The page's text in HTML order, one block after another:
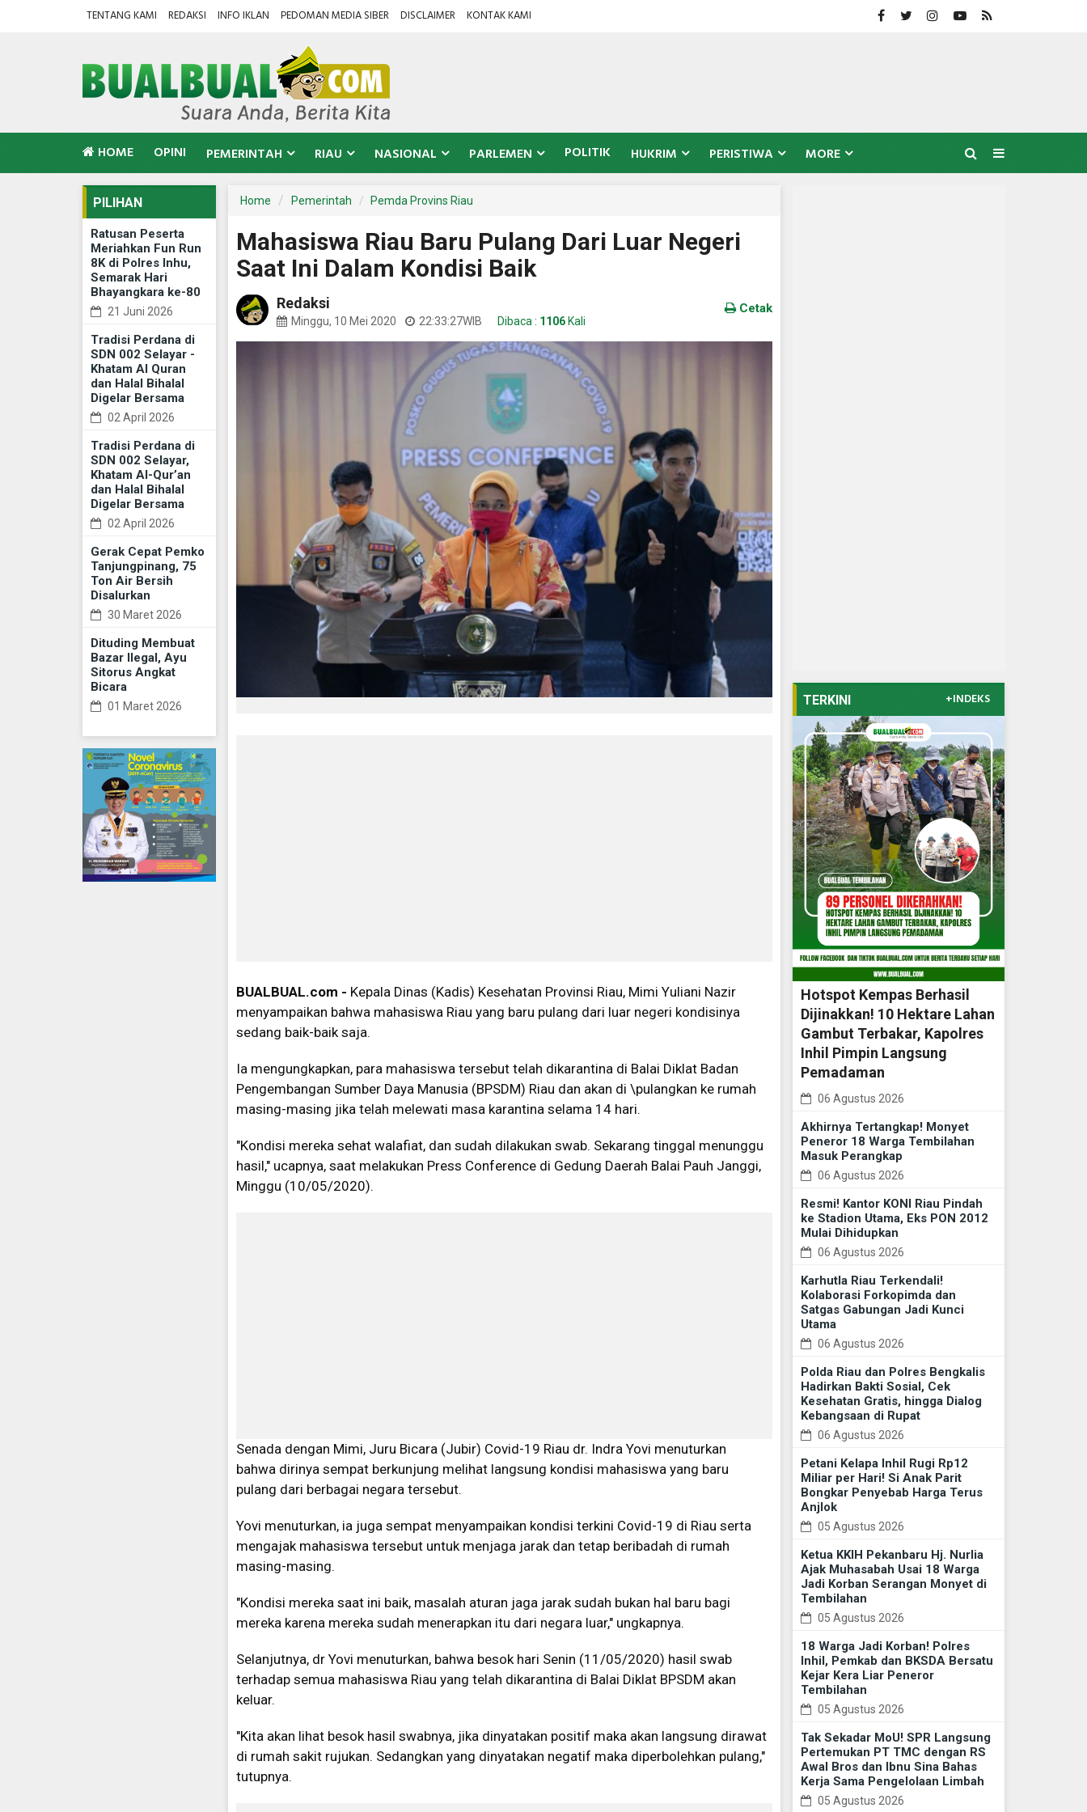
TENTANG KAMI REDAKSI INFO IKLAN PEDOMAN MEDIA SIBER DISCLAIMER KONTAK KAMI
HOME OPINI PEMERINTAH RIAU NASIONAL PARLEMEN POLITIK HUKRIM PERISTIWA MORE
PILIHAN
Ratusan Peserta
Meriahkan Fun Run
8K di Polres Inhu,
Semarak Hari
Bhayangkara ke-80
21 Juni 2026
Tradisi Perdana di
SDN 002 Selayar -
Khatam Al Quran
dan Halal Bihalal
Digelar Bersama
02 April 2026
Tradisi Perdana di
SDN 002 Selayar,
Khatam Al-Qur’an
dan Halal Bihalal
Digelar Bersama
02 April 2026
Gerak Cepat Pemko
Tanjungpinang, 75
Ton Air Bersih
Disalurkan
30 Maret 2026
Dituding Membuat
Bazar Ilegal, Ayu
Sitorus Angkat
Bicara
01 Maret 2026
Home Pemerintah Pemda Provins Riau
Mahasiswa Riau Baru Pulang Dari Luar Negeri
Saat Ini Dalam Kondisi Baik
Redaksi
Minggu, 10 Mei 2020 22:33:27WIB Dibaca : 1106 Kali
Cetak
BUALBUAL.com - Kepala Dinas (Kadis) Kesehatan Provinsi Riau, Mimi Yuliani Nazir
menyampaikan bahwa mahasiswa Riau yang baru pulang dari luar negeri kondisinya
sedang baik-baik saja.
Ia mengungkapkan, para mahasiswa tersebut telah dikarantina di Balai Diklat Badan
Pengembangan Sumber Daya Manusia (BPSDM) Riau dan akan di \pulangkan ke rumah
masing-masing jika telah melewati masa karantina selama 14 hari.
"Kondisi mereka sehat walafiat, dan sudah dilakukan swab. Sekarang tinggal menunggu
hasil," ucapnya, saat melakukan Press Conference di Gedung Daerah Balai Pauh Janggi,
Minggu (10/05/2020).
Senada dengan Mimi, Juru Bicara (Jubir) Covid-19 Riau dr. Indra Yovi menuturkan
bahwa dirinya sempat berkunjung melihat langsung kondisi mahasiswa yang baru
pulang dari berbagai negara tersebut.
Yovi menuturkan, ia juga sempat menyampaikan kondisi terkini Covid-19 di Riau serta
mengajak mahasiswa tersebut untuk menjaga jarak dan tetap beribadah di rumah
masing-masing.
"Kondisi mereka saat ini baik, masalah aturan jaga jarak sudah bukan hal baru bagi
mereka karena mereka sudah menerapkan itu dari negara luar," ungkapnya.
Selanjutnya, dr Yovi menuturkan, bahwa besok hari Senin (11/05/2020) hasil swab
terhadap semua mahasiswa Riau yang telah dikarantina di Balai Diklat BPSDM akan
keluar.
"Kita akan lihat besok hasil swabnya, jika dinyatakan positif maka akan langsung dirawat
di rumah sakit rujukan. Sedangkan yang dinyatakan negatif maka diperbolehkan pulang,"
tutupnya.
TERKINI +INDEKS
Hotspot Kempas Berhasil
Dijinakkan! 10 Hektare Lahan
Gambut Terbakar, Kapolres
Inhil Pimpin Langsung
Pemadaman
06 Agustus 2026
Akhirnya Tertangkap! Monyet
Peneror 18 Warga Tembilahan
Masuk Perangkap
06 Agustus 2026
Resmi! Kantor KONI Riau Pindah
ke Stadion Utama, Eks PON 2012
Mulai Dihidupkan
06 Agustus 2026
Karhutla Riau Terkendali!
Kolaborasi Forkopimda dan
Satgas Gabungan Jadi Kunci
Utama
06 Agustus 2026
Polda Riau dan Polres Bengkalis
Hadirkan Bakti Sosial, Cek
Kesehatan Gratis, hingga Dialog
Kebangsaan di Rupat
06 Agustus 2026
Petani Kelapa Inhil Rugi Rp12
Miliar per Hari! Si Anak Parit
Bongkar Penyebab Harga Terus
Anjlok
05 Agustus 2026
Ketua KKIH Pekanbaru Hj. Nurlia
Ajak Muhasabah Usai 18 Warga
Jadi Korban Serangan Monyet di
Tembilahan
05 Agustus 2026
18 Warga Jadi Korban! Polres
Inhil, Pemkab dan BKSDA Bersatu
Kejar Kera Liar Peneror
Tembilahan
05 Agustus 2026
Tak Sekadar MoU! SPR Langsung
Pertemukan PT TMC dengan RS
Awal Bros dan Ibnu Sina Bahas
Kerja Sama Pengelolaan Limbah
05 Agustus 2026